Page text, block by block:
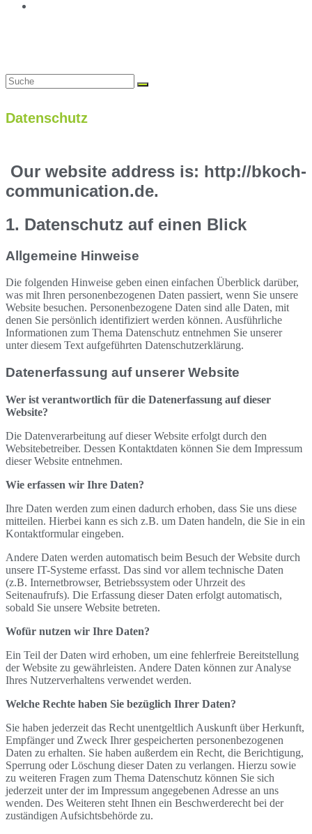
Datenschutz
Our website address is: http://bkoch-
communication.de.
1. Datenschutz auf einen Blick
Allgemeine Hinweise
Die folgenden Hinweise geben einen einfachen Überblick darüber,
was mit Ihren personenbezogenen Daten passiert, wenn Sie unsere
Website besuchen. Personenbezogene Daten sind alle Daten, mit
denen Sie persönlich identifiziert werden können. Ausführliche
Informationen zum Thema Datenschutz entnehmen Sie unserer
unter diesem Text aufgeführten Datenschutzerklärung.
Datenerfassung auf unserer Website
Wer ist verantwortlich für die Datenerfassung auf dieser
Website?
Die Datenverarbeitung auf dieser Website erfolgt durch den
Websitebetreiber. Dessen Kontaktdaten können Sie dem Impressum
dieser Website entnehmen.
Wie erfassen wir Ihre Daten?
Ihre Daten werden zum einen dadurch erhoben, dass Sie uns diese
mitteilen. Hierbei kann es sich z.B. um Daten handeln, die Sie in ein
Kontaktformular eingeben.
Andere Daten werden automatisch beim Besuch der Website durch
unsere IT-Systeme erfasst. Das sind vor allem technische Daten
(z.B. Internetbrowser, Betriebssystem oder Uhrzeit des
Seitenaufrufs). Die Erfassung dieser Daten erfolgt automatisch,
sobald Sie unsere Website betreten.
Wofür nutzen wir Ihre Daten?
Ein Teil der Daten wird erhoben, um eine fehlerfreie Bereitstellung
der Website zu gewährleisten. Andere Daten können zur Analyse
Ihres Nutzerverhaltens verwendet werden.
Welche Rechte haben Sie bezüglich Ihrer Daten?
Sie haben jederzeit das Recht unentgeltlich Auskunft über Herkunft,
Empfänger und Zweck Ihrer gespeicherten personenbezogenen
Daten zu erhalten. Sie haben außerdem ein Recht, die Berichtigung,
Sperrung oder Löschung dieser Daten zu verlangen. Hierzu sowie
zu weiteren Fragen zum Thema Datenschutz können Sie sich
jederzeit unter der im Impressum angegebenen Adresse an uns
wenden. Des Weiteren steht Ihnen ein Beschwerderecht bei der
zuständigen Aufsichtsbehörde zu.